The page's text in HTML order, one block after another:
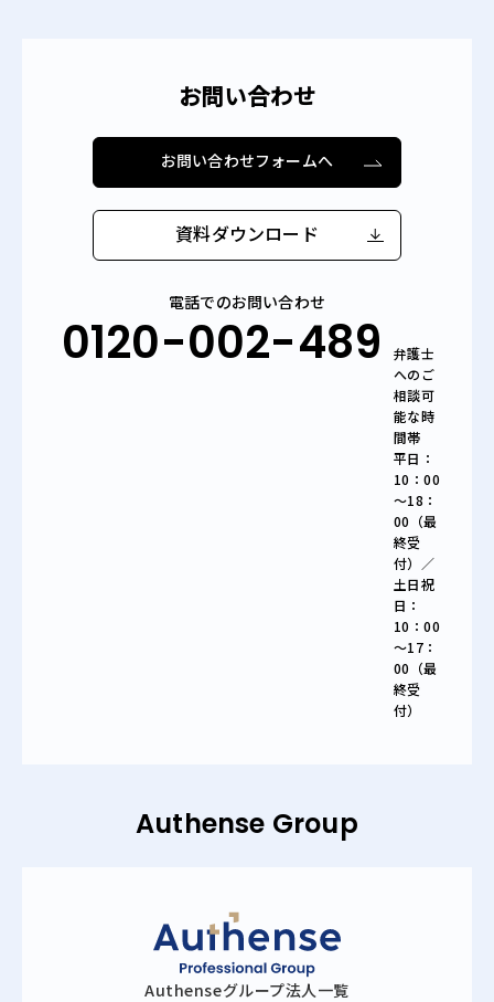
お問い合わせ
お問い合わせフォームへ
資料ダウンロード
電話でのお問い合わせ
0120-002-489
弁護士
へのご
相談可
能な時
間帯
平日：
10：00
～18：
00（最
終受
付）／
土日祝
日：
10：00
～17：
00（最
終受
付）
Authense Group
Authenseグループ法人一覧